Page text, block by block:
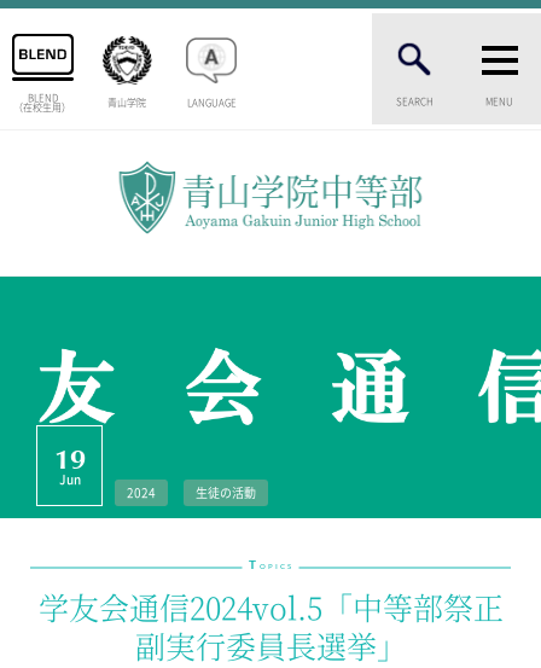
BLEND
（在校生用） 青山学院 LANGUAGE SEARCH MENU
生徒数・教職員数
一貫校の流れ
卒業生インタビュー
メディアライブラリー
教育の特色・紹介
教育課程
19
Jun
2024 生徒の活動
T OPICS
学友会通信2024vol.5「中等部祭正
副実行委員長選挙」